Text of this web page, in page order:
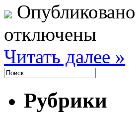
отключены
Читать далее »
Рубрики